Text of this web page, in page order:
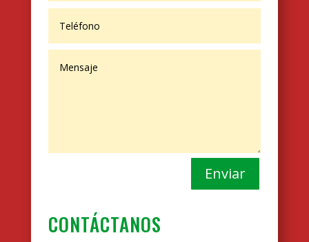
Enviar
CONTÁCTANOS